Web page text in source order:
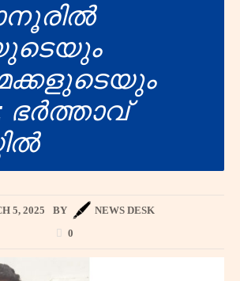
ഭർത്താവ്
5, 2025 BY
NEWS DESK
0